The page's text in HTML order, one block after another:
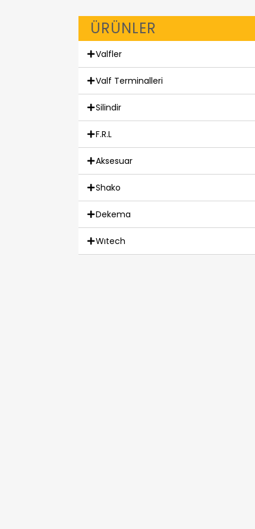
ÜRÜNLER
Valfler
Valf Terminalleri
Silindir
F.R.L
Aksesuar
Shako
Dekema
Wıtech